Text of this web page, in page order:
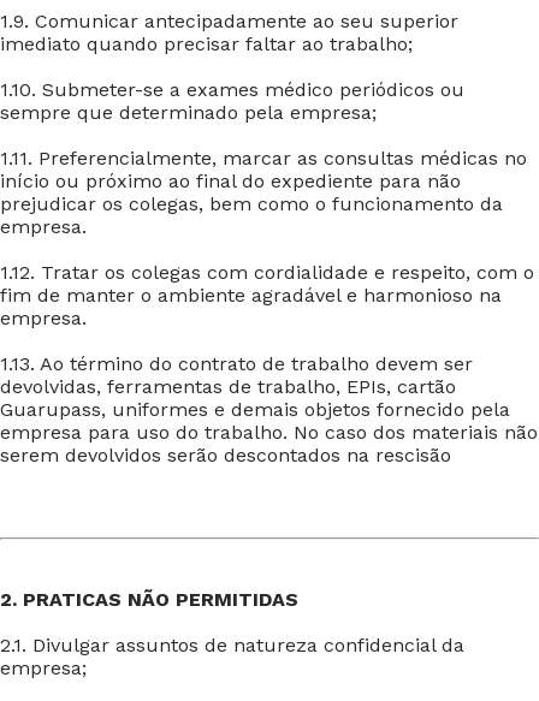
1.9. Comunicar antecipadamente ao seu superior
imediato quando precisar faltar ao trabalho;
1.10. Submeter-se a exames médico periódicos ou
sempre que determinado pela empresa;
1.11. Preferencialmente, marcar as consultas médicas no
início ou próximo ao final do expediente para não
prejudicar os colegas, bem como o funcionamento da
empresa.
1.12. Tratar os colegas com cordialidade e respeito, com o
fim de manter o ambiente agradável e harmonioso na
empresa.
1.13. Ao término do contrato de trabalho devem ser
devolvidas, ferramentas de trabalho, EPIs, cartão
Guarupass, uniformes e demais objetos fornecido pela
empresa para uso do trabalho. No caso dos materiais não
serem devolvidos serão descontados na rescisão
2. PRATICAS NÃO PERMITIDAS
2.1. Divulgar assuntos de natureza confidencial da
empresa;